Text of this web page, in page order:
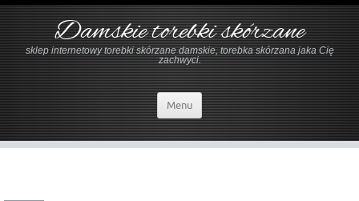
Damskie torebki skórzane
sklep internetowy torebki skórzane damskie, torebka skórzana jaka Cię
zachwyci.
Menu